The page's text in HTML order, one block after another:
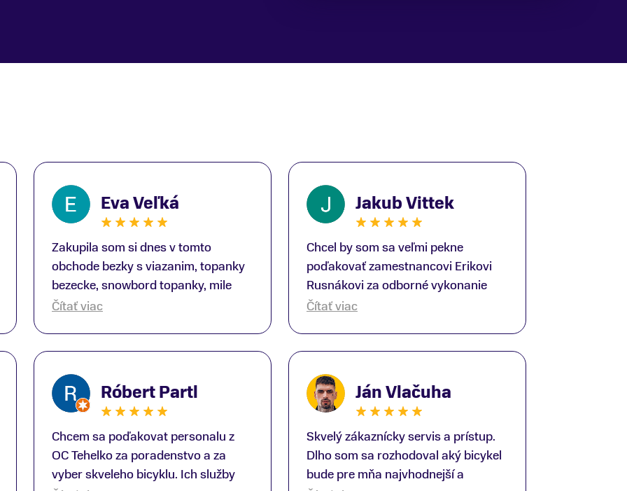
Eva Veľká
Zakupila som si dnes v tomto
obchode bezky s viazanim, topanky
bezecke, snowbord topanky, mile
prekvapenie ako Peter, ktory nas
Čítať viac
Jakub Vittek
Chcel by som sa veľmi pekne
poďakovať zamestnancovi Erikovi
Rusnákovi za odborné vykonanie
bike-fittingu. Je to super človek na
otázky odpovedal bez zaváhania.
Ešte raz ďakujem.
Čítať viac
Róbert Partl
Chcem sa poďakovat personalu z
OC Tehelko za poradenstvo a za
vyber skveleho bicyklu. Ich služby
Ján Vlačuha
Skvelý zákaznícky servis a prístup.
Dlho som sa rozhodoval aký bicykel
bude pre mňa najvhodnejší a